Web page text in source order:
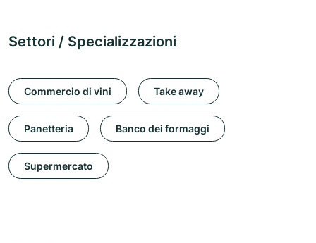
Settori / Specializzazioni
Commercio di vini Take away
Panetteria Banco dei formaggi
Supermercato